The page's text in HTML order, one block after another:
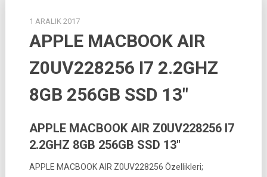
1 ARALIK 2017
APPLE MACBOOK AIR
Z0UV228256 I7 2.2GHZ
8GB 256GB SSD 13″
APPLE MACBOOK AIR Z0UV228256 I7
2.2GHZ 8GB 256GB SSD 13″
APPLE MACBOOK AIR Z0UV228256 Özellikleri;